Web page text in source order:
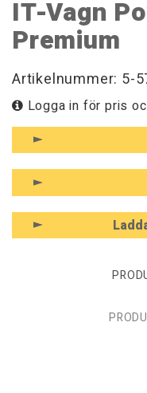
IT-Vagn
Premium
Artikelnummer: 5-
Logga in för pris